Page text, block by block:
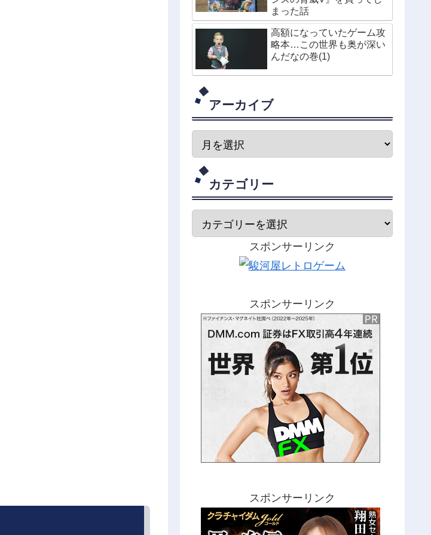
まった話
高額になっていたゲーム攻
略本…この世界も奥が深い
んだなの巻(1)
アーカイブ
カテゴリー
スポンサーリンク
スポンサーリンク
スポンサーリンク